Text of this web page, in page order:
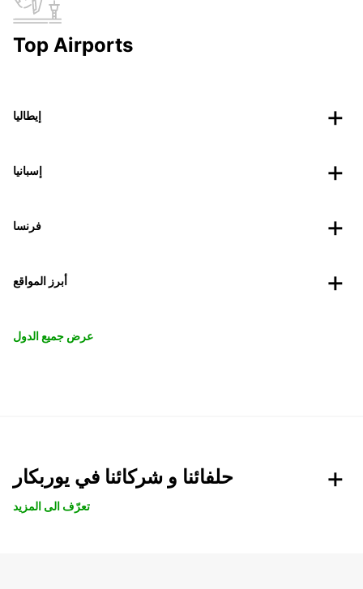
Top Airports
إيطاليا
إسبانيا
فرنسا
أبرز المواقع
عرض جميع الدول
حلفائنا و شركائنا في يوربكار
تعرّف الى المزيد